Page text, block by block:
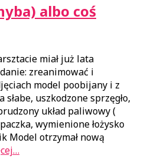
albo coś
miał już lata
zreanimować i
model poobijany i z
uszkodzone sprzęgło,
układ paliwowy (
wymienione łożysko
Model otrzymał nową